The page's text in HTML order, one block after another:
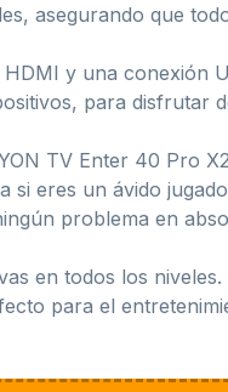
asegurando que
y una conexión
para disfrutar
TV Enter 40 Pro
eres un ávido
problema en
en todos los
para el